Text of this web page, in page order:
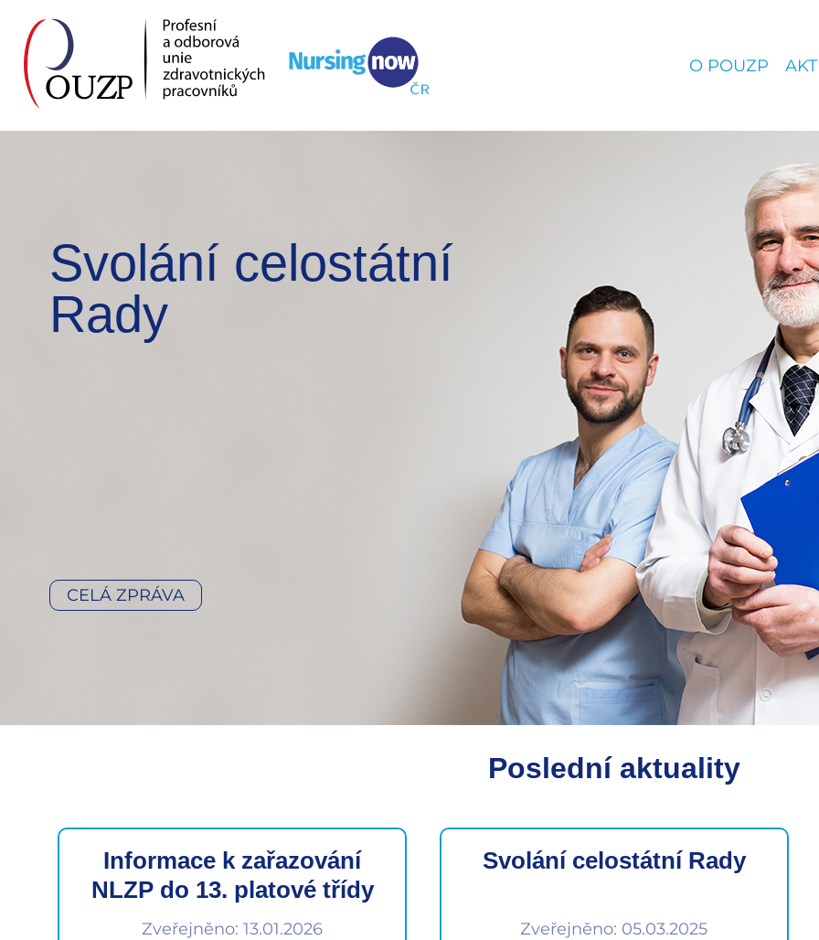
O POUZP
Svolání celostátní
Rady
CELÁ ZPRÁVA
Poslední aktuality
Informace k zařazování
NLZP do 13. platové třídy
Zveřejněno: 13.01.2026
Svolání celostátní Rady
Zveřejněno: 05.03.2025